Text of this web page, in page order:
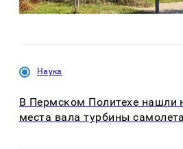
Наука
В Пермском Политехе нашли
места вала турбины самолета